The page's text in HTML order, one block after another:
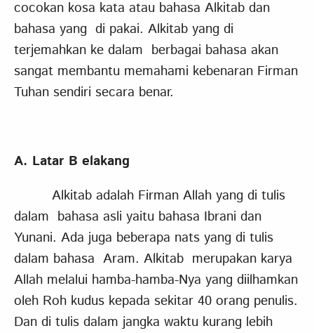
cocokan kosa kata atau bahasa Alkitab dan
bahasa yang di pakai. Alkitab yang di
terjemahkan ke dalam berbagai bahasa akan
sangat membantu memahami kebenaran Firman
Tuhan sendiri secara benar.
A. Latar B elakang
Alkitab adalah Firman Allah yang di tulis
dalam bahasa asli yaitu bahasa Ibrani dan
Yunani. Ada juga beberapa nats yang di tulis
dalam bahasa Aram. Alkitab merupakan karya
Allah melalui hamba-hamba-Nya yang diilhamkan
oleh Roh kudus kepada sekitar 40 orang penulis.
Dan di tulis dalam jangka waktu kurang lebih